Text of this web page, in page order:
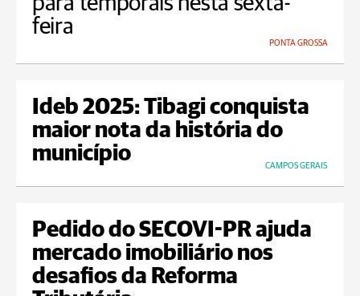
feira
PONTA GROSSA
Ideb 2025: Tibagi conquista
maior nota da história do
município
CAMPOS GERAIS
Pedido do SECOVI-PR ajuda
mercado imobiliário nos
desafios da Reforma